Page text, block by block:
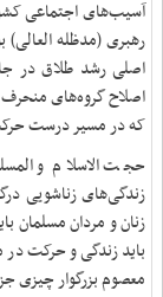
رهبری (مدظله
اصلی رشد طلاق در
اصلاح گروه‌های
که در مسیر درست
حجت الاسلام و
زندگی‌های زناشویی
زنان و مردان مسلمان
باید زندگی‌ و حرکت در
معصوم بزرگوار چیزی